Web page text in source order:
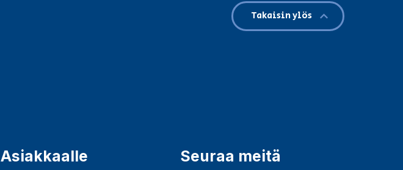
Asiakkaalle
Seuraa meitä
Takaisin ylös